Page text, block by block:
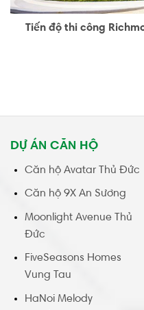
Tiến độ thi công
DỰ ÁN CĂN HỘ
Căn hộ Avatar Thủ Đức
Căn hộ 9X An Sương
Moonlight Avenue Thủ
Đức
FiveSeasons Homes
Vung Tau
HaNoi Melody